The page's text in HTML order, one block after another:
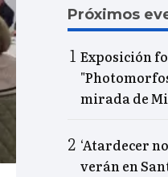
Próximos
Exposición
mirada de
‘Atardecer
verán en